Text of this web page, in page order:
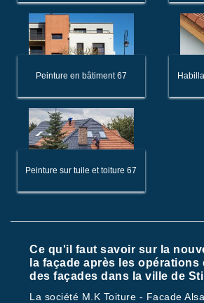
Peinture en bâtiment 67
Peinture sur tuile et toiture 67
Ce qu'il faut savoir sur la
la façade après les opérations
des façades dans la ville de Still
La société M.K Toiture - Facade